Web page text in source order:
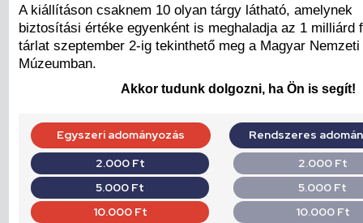
A kiállításon csaknem 10 olyan tárgy látható, amelynek
biztosítási értéke egyenként is meghaladja az 1 milliárd
tárlat szeptember 2-ig tekinthető meg a Magyar Nemzeti
Múzeumban.
Akkor tudunk dolgozni, ha Ön is segít!